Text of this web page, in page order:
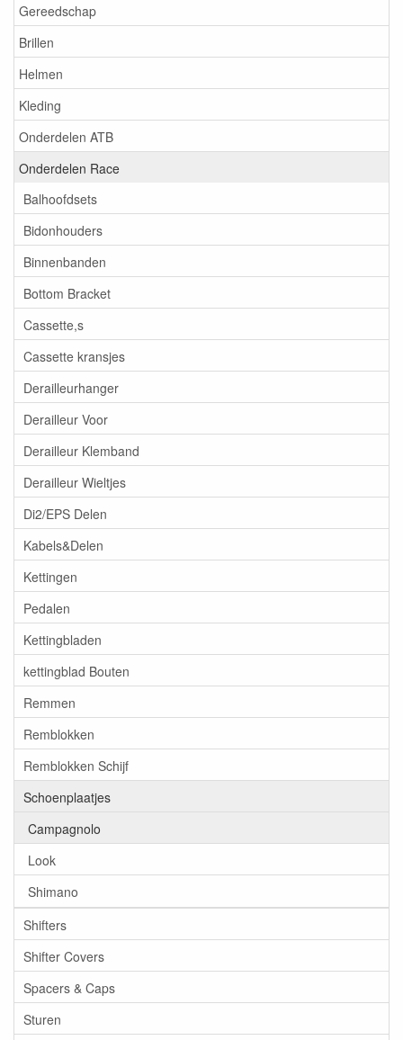
Gereedschap
Brillen
Helmen
Kleding
Onderdelen ATB
Onderdelen Race
Balhoofdsets
Bidonhouders
Binnenbanden
Bottom Bracket
Cassette,s
Cassette kransjes
Derailleurhanger
Derailleur Voor
Derailleur Klemband
Derailleur Wieltjes
Di2/EPS Delen
Kabels&Delen
Kettingen
Pedalen
Kettingbladen
kettingblad Bouten
Remmen
Remblokken
Remblokken Schijf
Schoenplaatjes
Campagnolo
Look
Shimano
Shifters
Shifter Covers
Spacers & Caps
Sturen